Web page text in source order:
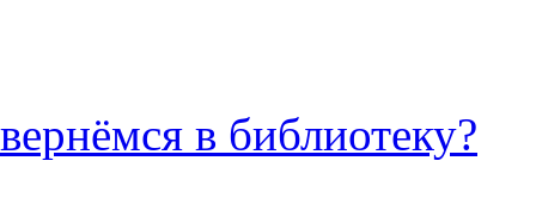
вернёмся в библиотеку?